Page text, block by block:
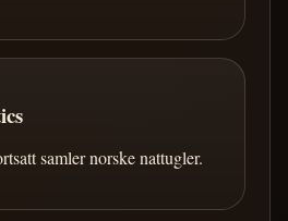
samler norske nattugler.